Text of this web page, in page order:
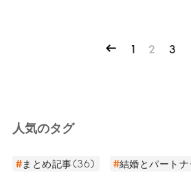
1 2 3
人気のタグ
まとめ記事(36) 結婚とパート